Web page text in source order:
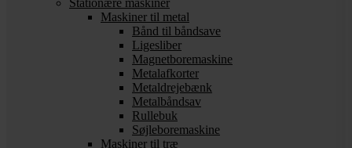
Stationære maskiner
Maskiner til metal
Bånd til båndsave
Ligesliber
Magnetboremaskine
Metalafkorter
Metaldrejebænk
Metalbåndsav
Rullebuk
Søjleboremaskine
Maskiner til træ